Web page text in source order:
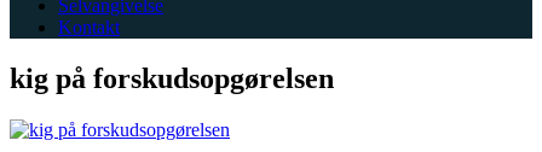
Selvangivelse
Kontakt
kig på forskudsopgørelsen